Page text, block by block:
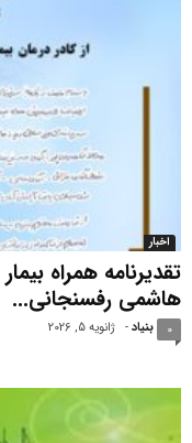
اخبار
تقدیرنامه همراه
هاشمی رفسنجانی...
بنیاد- ژانویه 5, 2026 0